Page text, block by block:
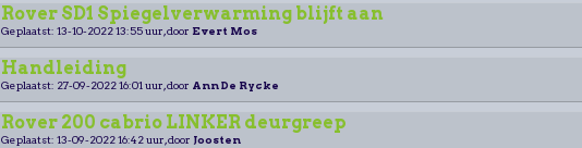
Rover SD1 Spiegelverwarming blijft aan
Geplaatst: 13-10-2022 13:55 uur, door Evert Mos
Handleiding
Geplaatst: 27-09-2022 16:01 uur, door Ann De Rycke
Rover 200 cabrio LINKER deurgreep
Geplaatst: 13-09-2022 16:42 uur, door Joosten